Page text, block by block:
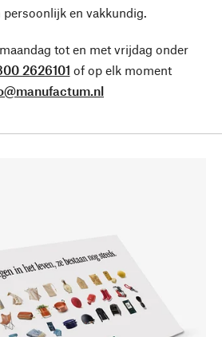
persoonlijk en vakkundig.
tot en met vrijdag onder
2626101 of op elk moment